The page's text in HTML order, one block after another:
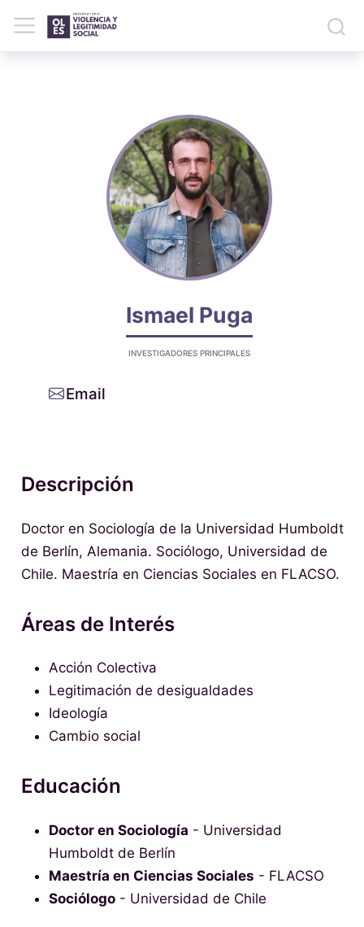
Ismael Puga
INVESTIGADORES PRINCIPALES
Email
Descripción
Doctor en Sociología de la Universidad Humboldt
de Berlín, Alemania. Sociólogo, Universidad de
Chile. Maestría en Ciencias Sociales en FLACSO.
Áreas de Interés
Acción Colectiva
Legitimación de desigualdades
Ideología
Cambio social
Educación
Doctor en Sociología - Universidad
Humboldt de Berlín
Maestría en Ciencias Sociales - FLACSO
Sociólogo- Universidad de Chile